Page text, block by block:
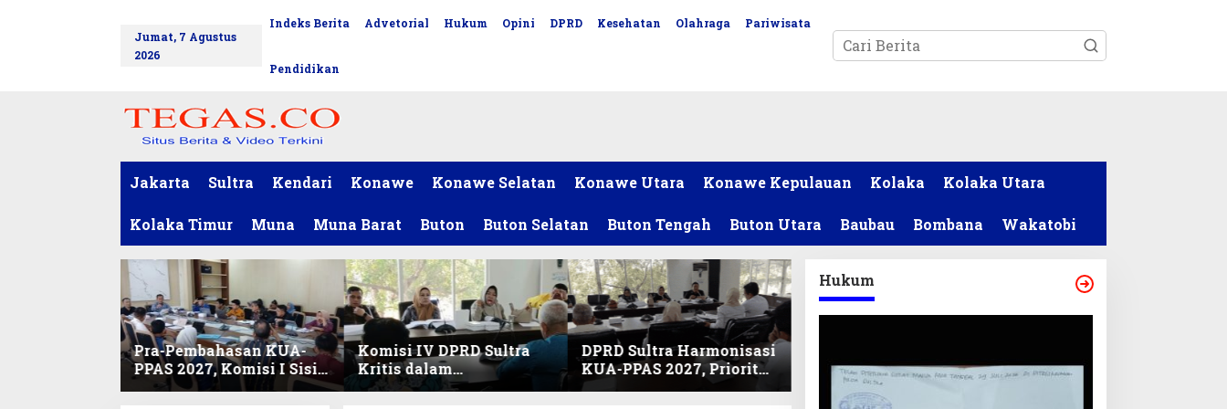
Jumat, 7 Agustus
2026
Indeks Berita Advetorial Hukum Opini DPRD Kesehatan Olahraga Pariwisata
Pendidikan
Jakarta Sultra Kendari Konawe Konawe Selatan Konawe Utara Konawe Kepulauan Kolaka Kolaka Utara
Kolaka Timur Muna Muna Barat Buton Buton Selatan Buton Tengah Buton Utara Baubau Bombana Wakatobi
Pra-Pembahasan KUA-
PPAS 2027, Komisi I Sisir
Program Prioritas
Komisi IV DPRD Sultra
Kritis dalam
Harmonisasi KUA-PPAS
DPRD Sultra Harmonisasi
KUA-PPAS 2027, Prioritas
Pendidikan, Kebudayaan,
Hukum